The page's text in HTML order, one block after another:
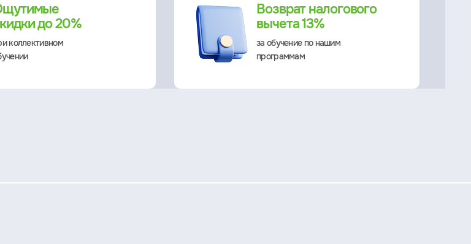
до 20%
коллективном
Возврат налогового
вычета 13%
за обучение по нашим
программам